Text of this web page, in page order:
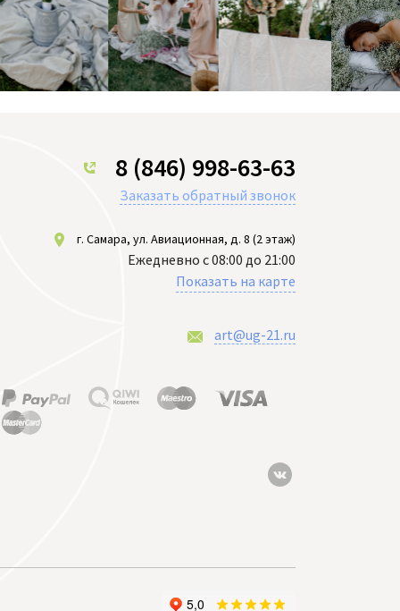
8 (846) 998-63-63
Заказать обратный звонок
г. Самара, ул. Авиационная, д. 8 (2 этаж)
Ежедневно с 08:00 до 21:00
Показать на карте
art@ug-21.ru